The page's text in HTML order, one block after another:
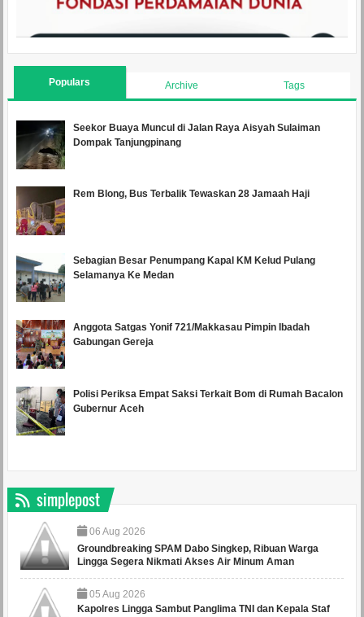
Populars Archive Tags
Seekor Buaya Muncul di Jalan Raya Aisyah Sulaiman
Dompak Tanjungpinang
Rem Blong, Bus Terbalik Tewaskan 28 Jamaah Haji
Sebagian Besar Penumpang Kapal KM Kelud Pulang
Selamanya Ke Medan
Anggota Satgas Yonif 721/Makkasau Pimpin Ibadah
Gabungan Gereja
Polisi Periksa Empat Saksi Terkait Bom di Rumah Bacalon
Gubernur Aceh
simplepost
06 Aug 2026
Groundbreaking SPAM Dabo Singkep, Ribuan Warga
Lingga Segera Nikmati Akses Air Minum Aman
05 Aug 2026
Kapolres Lingga Sambut Panglima TNI dan Kepala Staf